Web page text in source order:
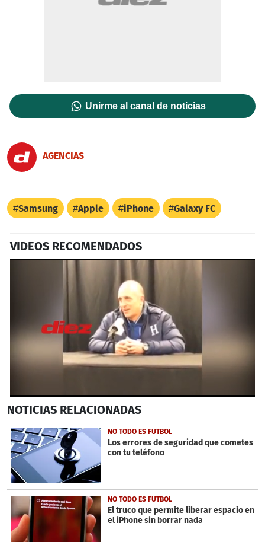
Unirme al canal de noticias
AGENCIAS
Samsung Apple iPhone Galaxy FC
VIDEOS RECOMENDADOS
seconds
3
minutes,
42
seconds
NOTICIAS RELACIONADAS
NO TODO ES FUTBOL
Los errores de seguridad que cometes
con tu teléfono
NO TODO ES FUTBOL
El truco que permite liberar espacio en
el iPhone sin borrar nada